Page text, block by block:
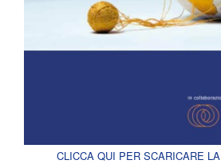
CLICCA QUI PER SCARICARE